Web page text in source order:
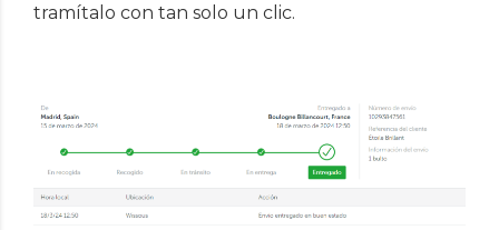
tramítalo con tan solo un clic.